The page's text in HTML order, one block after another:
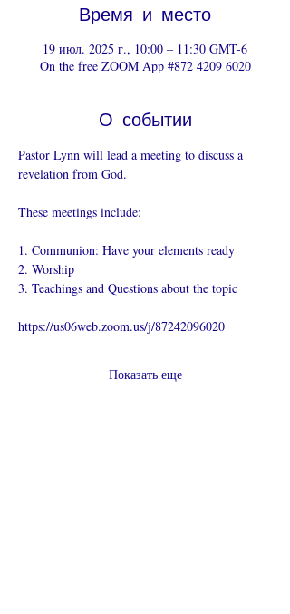
Время и место
19 июл. 2025 г., 10:00 – 11:30 GMT-6
On the free ZOOM App #872 4209 6020
О событии
Pastor Lynn will lead a meeting to discuss a
revelation from God.
These meetings include:
1. Communion: Have your elements ready
2. Worship
3. Teachings and Questions about the topic
https://us06web.zoom.us/j/87242096020
Показать еще